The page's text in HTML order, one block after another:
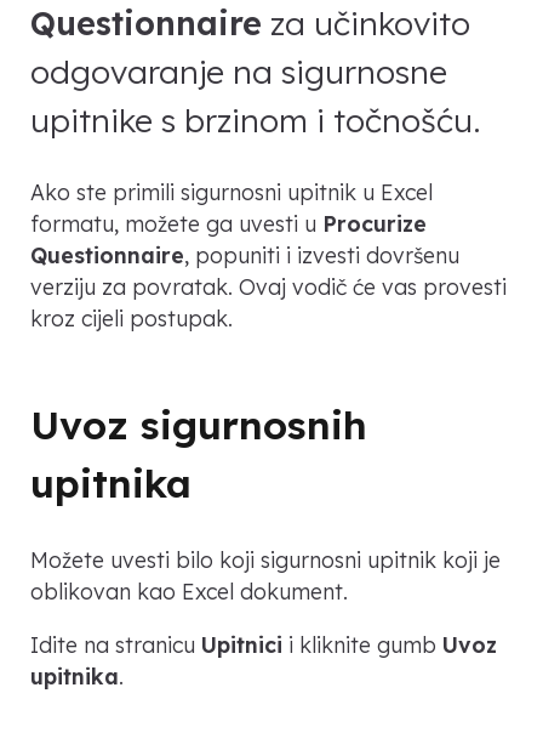
Questionnaire za učinkovito
odgovaranje na sigurnosne
upitnike s brzinom i točnošću.
Ako ste primili sigurnosni upitnik u Excel
formatu, možete ga uvesti u Procurize
Questionnaire, popuniti i izvesti dovršenu
verziju za povratak. Ovaj vodič će vas provesti
kroz cijeli postupak.
Uvoz sigurnosnih
upitnika
Možete uvesti bilo koji sigurnosni upitnik koji je
oblikovan kao Excel dokument.
Idite na stranicu Upitnici i kliknite gumb Uvoz
upitnika.